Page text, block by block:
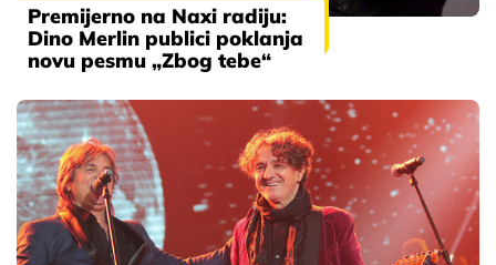
Premijerno na Naxi radiju:
Dino Merlin publici poklanja
novu pesmu „Zbog tebe“